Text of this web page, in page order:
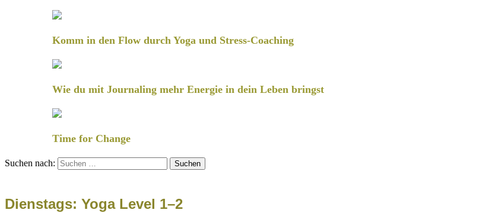
Komm in den Flow durch Yoga und Stress-Coaching
Wie du mit Journaling mehr Energie in dein Leben bringst
Time for Change
Suchen nach:
Dienstags: Yoga Level 1–2